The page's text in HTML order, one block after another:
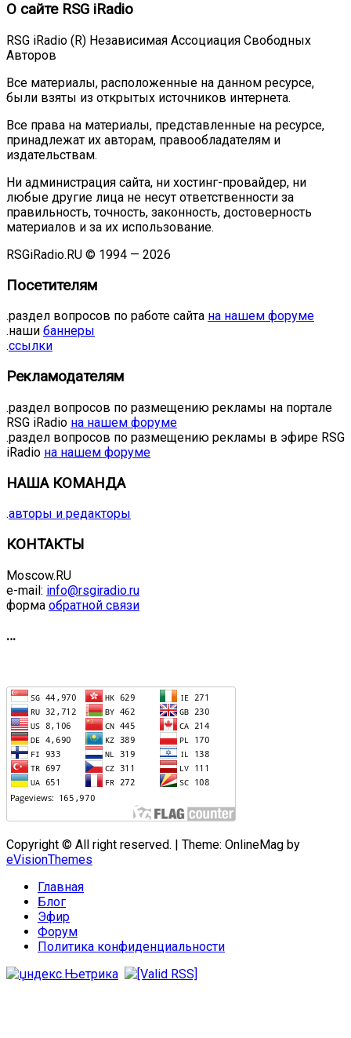
О сайте RSG iRadio
RSG iRadio (R) Независимая Ассоциация Свободных
Авторов
Все материалы, расположенные на данном ресурсе,
были взяты из открытых источников интернета.
Все права на материалы, представленные на ресурсе,
принадлежат их авторам, правообладателям и
издательствам.
Ни администрация сайта, ни хостинг-провайдер, ни
любые другие лица не несут ответственности за
правильность, точность, законность, достоверность
материалов и за их использование.
RSGiRadio.RU © 1994 — 2026
Посетителям
.раздел вопросов по работе сайта на нашем форуме
.наши баннеры
.ссылки
Рекламодателям
.раздел вопросов по размещению рекламы на портале
RSG iRadio на нашем форуме
.раздел вопросов по размещению рекламы в эфире RSG
iRadio на нашем форуме
НАША КОМАНДА
.авторы и редакторы
КОНТАКТЫ
Moscow.RU
e-mail: info@rsgiradio.ru
форма обратной связи
…
Copyright © All right reserved. | Theme: OnlineMag by
eVisionThemes
Главная
Блог
Эфир
Форум
Политика конфиденциальности